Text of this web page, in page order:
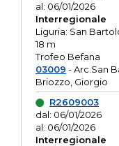
al: 06/01/2026
Interregionale
Liguria: San
18 m
Trofeo Befana
03009 - Arc.San
Briozzo, Giorgio
R2609003
dal: 06/01/2026
al: 06/01/2026
Interregionale